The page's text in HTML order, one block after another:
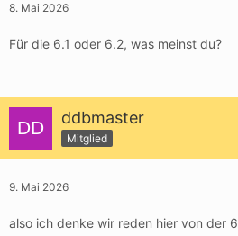
8. Mai 2026
Für die 6.1 oder 6.2, was meinst du?
ddbmaster
Mitglied
9. Mai 2026
also ich denke wir reden hier von der